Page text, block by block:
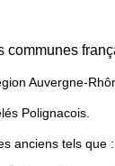
communes
Auvergne-
Polignacois.
anciens tels que